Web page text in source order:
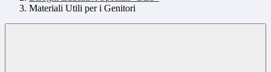
Materiali Utili per i Genitori